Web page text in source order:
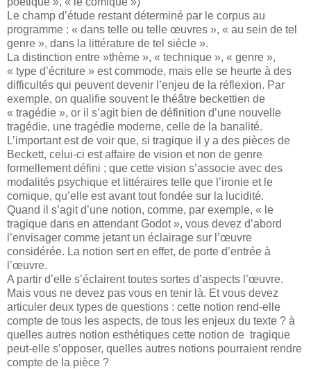
Le champ d’étude restant déterminé par le corpus au
programme : « dans telle ou telle œuvres », « au sein de tel
genre », dans la littérature de tel siècle ».
La distinction entre »thème », « technique », « genre »,
« type d’écriture » est commode, mais elle se heurte à des
difficultés qui peuvent devenir l’enjeu de la réflexion. Par
exemple, on qualifie souvent le théâtre beckettien de
« tragédie », or il s’agit bien de définition d’une nouvelle
tragédie, une tragédie moderne, celle de la banalité.
L’important est de voir que, si tragique il y a des pièces de
Beckett, celui-ci est affaire de vision et non de genre
formellement défini ; que cette vision s’associe avec des
modalités psychique et littéraires telle que l’ironie et le
comique, qu’elle est avant tout fondée sur la lucidité.
Quand il s’agit d’une notion, comme, par exemple, « le
tragique dans en attendant Godot », vous devez d’abord
l’envisager comme jetant un éclairage sur l’œuvre
considérée. La notion sert en effet, de porte d’entrée à
l’œuvre.
A partir d’elle s’éclairent toutes sortes d’aspects l’œuvre.
Mais vous ne devez pas vous en tenir là. Et vous devez
articuler deux types de questions : cette notion rend-elle
compte de tous les aspects, de tous les enjeux du texte ? à
quelles autres notion esthétiques cette notion de tragique
peut-elle s’opposer, quelles autres notions pourraient rendre
compte de la pièce ?